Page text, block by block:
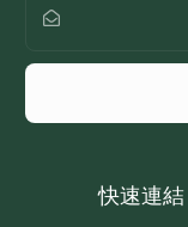
快速連結